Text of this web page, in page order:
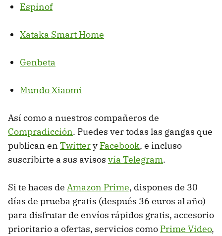
Espinof
Xataka Smart Home
Genbeta
Mundo Xiaomi
Así como a nuestros compañeros de
Compradicción. Puedes ver todas las gangas que
publican en Twittery Facebook, e incluso
suscribirte a sus avisos vía Telegram.
Si te haces de Amazon Prime, dispones de 30
días de prueba gratis (después 36 euros al año)
para disfrutar de envíos rápidos gratis, accesorio
prioritario a ofertas, servicios como Prime Video,